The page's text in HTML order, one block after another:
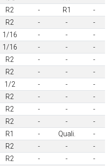
R2 - R1
-
R2 - -
-
1/16 - -
-
1/16 - -
-
R2 - -
-
R2 - -
-
1/2 - -
-
R2 - -
-
R2 - -
-
R2 - -
-
R1 - Quali.
-
R2 - -
-
R2 - -
-